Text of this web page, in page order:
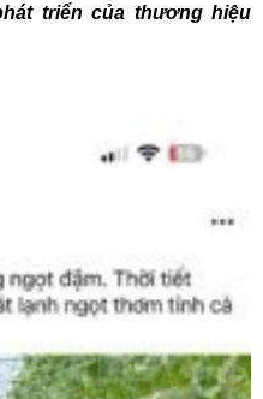
triển của thương hiệu